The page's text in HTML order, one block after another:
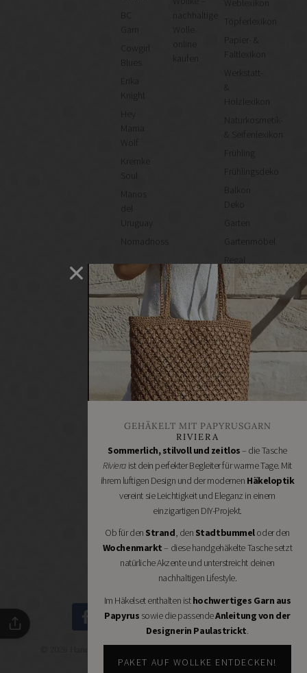
Cowgirl
Knight
Mama
Wolf
Kremke
Manos
Uruguay
Nomadnoss
nachhaltige
kaufen
Weblexikon
Töpferlexikon
Papier- &
Faltlexikon
Werkstatt-
&
Holzlexikon
Naturkosmetik-
& Seifenlexikon
Frühling
Frühlingsdeko
Balkon
Deko
Garten
Gartenmöbel
Regal
selber
machen
Heimwerken
Renovieren
DIY
GESCHÄFTE
Bastelbedarf
Stoffgeschäfte
Handgemachtes
Schneidereibedarf
Handarbeitszubehör
DIY
Online
Shops
Schmuckzubehör
Nähmaschinen
selbermachen.
GEHÄKELT MIT PAPYRUSGARN
RIVIERA
Sommerlich, stilvoll und zeitlos– die Tasche
Rivieraist dein perfekter Begleiter für warme Tage. Mit
ihrem luftigen Design und der modernen Häkeloptik
vereint sie Leichtigkeit und Eleganz in einem
einzigartigen DIY-Projekt.
Ob für den Strand, den Stadtbummeloder den
Wochenmarkt– diese handgehäkelte Tasche setzt
natürliche Akzente und unterstreicht deinen
nachhaltigen Lifestyle.
Im Häkelset enthalten isthochwertiges Garn aus
Papyrus sowie die passendeAnleitung von der
Designerin Paulastrickt.
PAKET AUF WOLLKE ENTDECKEN!